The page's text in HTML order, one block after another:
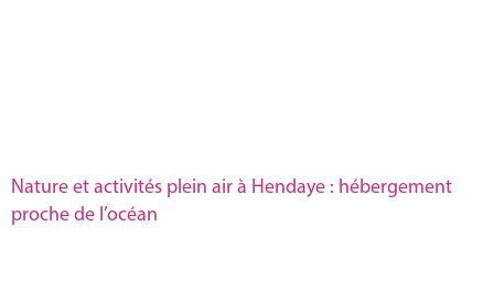
Nature et activités plein air à Hendaye : hébergement
proche de l’océan